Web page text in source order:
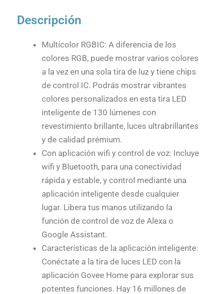
Descripción
Multicolor RGBIC: A diferencia de los
colores RGB, puede mostrar varios colores
a la vez en una sola tira de luz y tiene chips
de control IC. Podrás mostrar vibrantes
colores personalizados en esta tira LED
inteligente de 130 lúmenes con
revestimiento brillante, luces ultrabrillantes
y de calidad prémium.
Con aplicación wifi y control de voz: Incluye
wifi y Bluetooth, para una conectividad
rápida y estable, y control mediante una
aplicación inteligente desde cualquier
lugar. Libera tus manos utilizando la
función de control de voz de Alexa o
Google Assistant.
Características de la aplicación inteligente:
Conéctate a la tira de luces LED con la
aplicación Govee Home para explorar sus
potentes funciones. Hay 16 millones de